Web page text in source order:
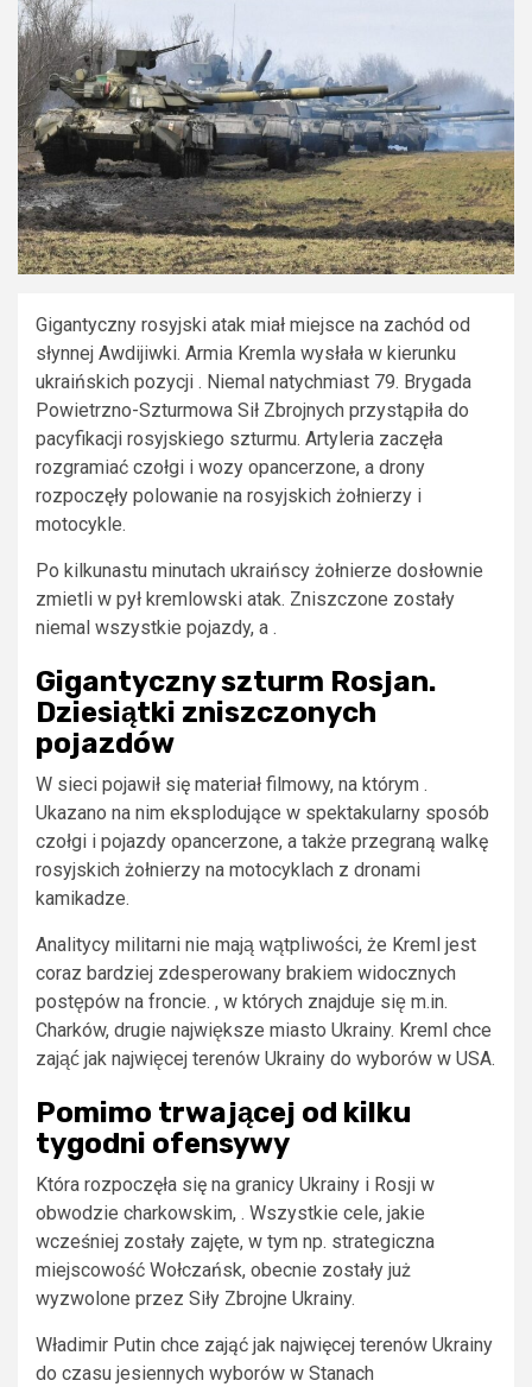
Gigantyczny rosyjski atak miał miejsce na zachód od
słynnej Awdijiwki. Armia Kremla wysłała w kierunku
ukraińskich pozycji . Niemal natychmiast 79. Brygada
Powietrzno-Szturmowa Sił Zbrojnych przystąpiła do
pacyfikacji rosyjskiego szturmu. Artyleria zaczęła
rozgramiać czołgi i wozy opancerzone, a drony
rozpoczęły polowanie na rosyjskich żołnierzy i
motocykle.
Po kilkunastu minutach ukraińscy żołnierze dosłownie
zmietli w pył kremlowski atak. Zniszczone zostały
niemal wszystkie pojazdy, a .
Gigantyczny szturm Rosjan.
Dziesiątki zniszczonych
pojazdów
W sieci pojawił się materiał filmowy, na którym .
Ukazano na nim eksplodujące w spektakularny sposób
czołgi i pojazdy opancerzone, a także przegraną walkę
rosyjskich żołnierzy na motocyklach z dronami
kamikadze.
Analitycy militarni nie mają wątpliwości, że Kreml jest
coraz bardziej zdesperowany brakiem widocznych
postępów na froncie. , w których znajduje się m.in.
Charków, drugie największe miasto Ukrainy. Kreml chce
zająć jak najwięcej terenów Ukrainy do wyborów w USA.
Pomimo trwającej od kilku
tygodni ofensywy
Która rozpoczęła się na granicy Ukrainy i Rosji w
obwodzie charkowskim, . Wszystkie cele, jakie
wcześniej zostały zajęte, w tym np. strategiczna
miejscowość Wołczańsk, obecnie zostały już
wyzwolone przez Siły Zbrojne Ukrainy.
Władimir Putin chce zająć jak najwięcej terenów Ukrainy
do czasu jesiennych wyborów w Stanach